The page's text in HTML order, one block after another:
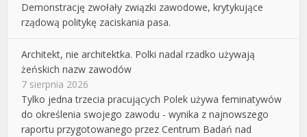
Demonstrację zwołały związki zawodowe, krytykujące
rządową politykę zaciskania pasa.
Architekt, nie architektka. Polki nadal rzadko używają
żeńskich nazw zawodów
7 sierpnia 2026
Tylko jedna trzecia pracujących Polek używa feminatywów
do określenia swojego zawodu - wynika z najnowszego
raportu przygotowanego przez Centrum Badań nad